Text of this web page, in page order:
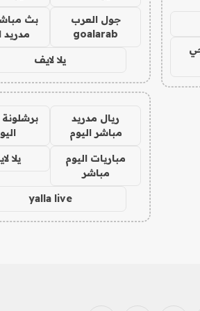
جول العرب
goalarab
بث
مدريد
يلا لايف
ريال مدريد
مباشر اليوم
مباريات اليوم
مباشر
يلا
yalla live